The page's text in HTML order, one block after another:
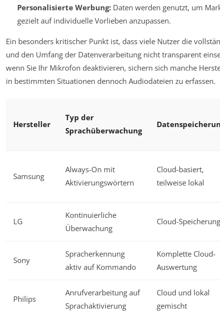
Personalisierte Werbung:Daten werden genutzt, um
gezielt auf individuelle Vorlieben anzupassen.
Ein besonders kritischer Punkt ist, dass viele Nutzer die
und den Umfang der Datenverarbeitung nicht transparent
wenn Sie Ihr Mikrofon deaktivieren, sichern sich manche
in bestimmten Situationen dennoch Audiodateien zu erfassen.
Hersteller
Typ der
Sprachüberwachung
Samsung
Always-On mit
Aktivierungswörtern
Cloud-basiert,
teilweise lokal
LG
Kontinuierliche
Überwachung
Cloud-Speicherung
Sony
Spracherkennung
aktiv auf Kommando
Komplette Cloud-
Auswertung
Philips
Anrufverarbeitung auf
Sprachaktivierung
Cloud und lokal
gemischt